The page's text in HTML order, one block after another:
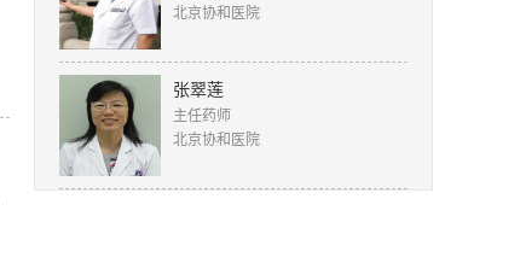
北京协和医院
张翠莲
主任药师
北京协和医院